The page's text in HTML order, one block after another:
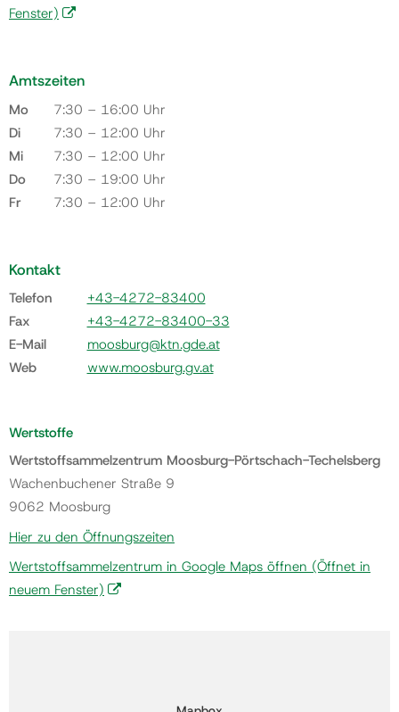
Fenster)
Amtszeiten
Mo
7:30 – 16:00 Uhr
Di
7:30 – 12:00 Uhr
Mi
7:30 – 12:00 Uhr
Do
7:30 – 19:00 Uhr
Fr
7:30 – 12:00 Uhr
Kontakt
Telefon
+43-4272-83400
Fax
+43-4272-83400-33
E-Mail
moosburg@ktn.gde.at
Web
www.moosburg.gv.at
Wertstoffe
Wertstoffsammelzentrum Moosburg-Pörtschach-Techelsberg
Wachenbuchener Straße 9
9062 Moosburg
Hier zu den Öffnungszeiten
Wertstoffsammelzentrum in Google Maps öffnen (Öffnet in
neuem Fenster)